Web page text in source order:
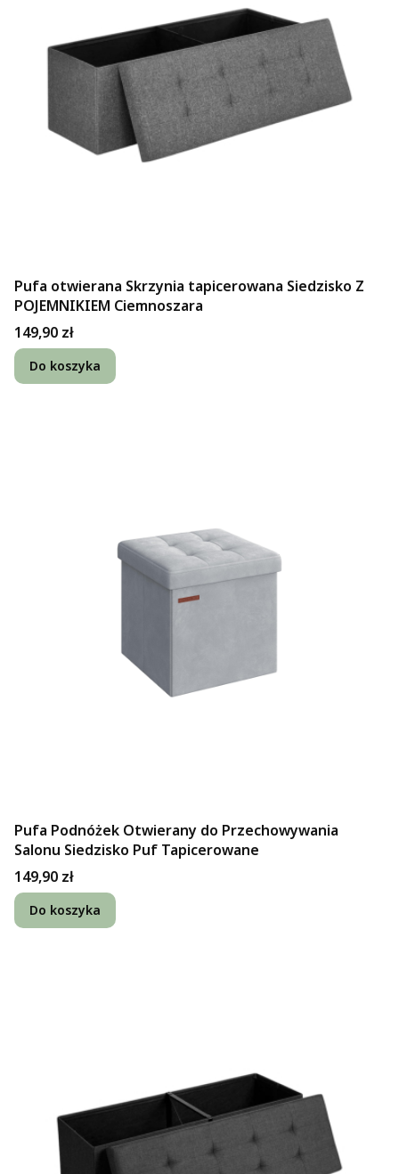
Pufa otwierana Skrzynia tapicerowana Siedzisko Z
POJEMNIKIEM Ciemnoszara
Cena
149,90 zł
Do koszyka
Pufa Podnóżek Otwierany do Przechowywania
Salonu Siedzisko Puf Tapicerowane
Cena
149,90 zł
Do koszyka